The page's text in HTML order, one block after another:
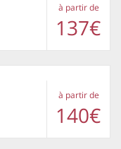
à partir de
137€
à partir de
140€